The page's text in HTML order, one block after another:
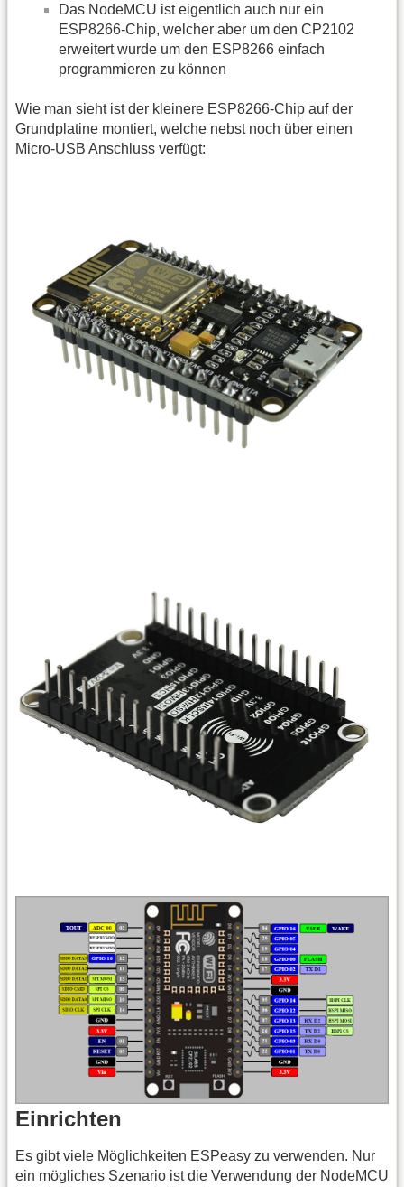
Das NodeMCU ist eigentlich auch nur ein
ESP8266-Chip, welcher aber um den CP2102
erweitert wurde um den ESP8266 einfach
programmieren zu können
Wie man sieht ist der kleinere ESP8266-Chip auf der
Grundplatine montiert, welche nebst noch über einen
Micro-USB Anschluss verfügt:
Einrichten
Es gibt viele Möglichkeiten ESPeasy zu verwenden. Nur
ein mögliches Szenario ist die Verwendung der NodeMCU